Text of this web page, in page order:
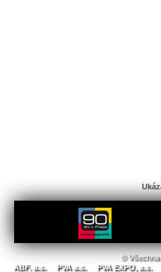
© Všechna
ABF. a.s.
PVA a.s.
PVA EXPO, a.s.